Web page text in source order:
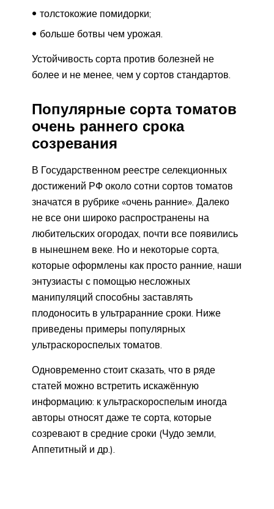
толстокожие помидорки;
больше ботвы чем урожая.
Устойчивость сорта против болезней не
более и не менее, чем у сортов стандартов.
Популярные сорта томатов
очень раннего срока
созревания
В Государственном реестре селекционных
достижений РФ около сотни сортов томатов
значатся в рубрике «очень ранние». Далеко
не все они широко распространены на
любительских огородах, почти все появились
в нынешнем веке. Но и некоторые сорта,
которые оформлены как просто ранние, наши
энтузиасты с помощью несложных
манипуляций способны заставлять
плодоносить в ультраранние сроки. Ниже
приведены примеры популярных
ультраскороспелых томатов.
Одновременно стоит сказать, что в ряде
статей можно встретить искажённую
информацию: к ультраскороспелым иногда
авторы относят даже те сорта, которые
созревают в средние сроки (Чудо земли,
Аппетитный и др.).